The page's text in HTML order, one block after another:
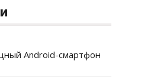
Android-смартфон